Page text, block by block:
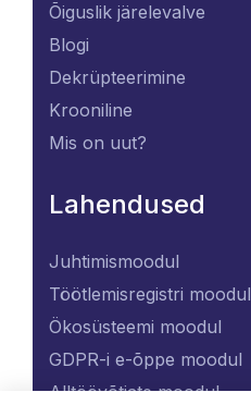
Õiguslik järelevalve
Blogi
Dekrüpteerimine
Krooniline
Mis on uut?
Lahendused
Juhtimismoodul
Töötlemisregistri moodul
Ökosüsteemi moodul
GDPR-i e-õppe moodul
Alltöövõtjate moodul